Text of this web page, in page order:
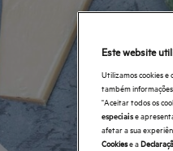
Este website
Utilizamos cookies e
também
"Aceitar todos os
especiaise
afetar a sua
Cookiese a